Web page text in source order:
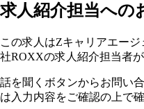
求人紹介担当への
この求人はZキャリアエー
社ROXXの求人紹介担当者が
話を聞くボタンからお問い
は入力内容をご確認の上で